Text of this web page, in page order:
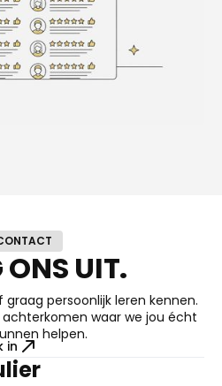
UIT.
graag persoonlijk leren kennen.
waar we jou écht
helpen.
in